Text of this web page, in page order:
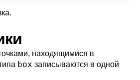
находящимися в
box записываются в одной